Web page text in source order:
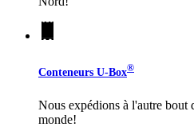
Conteneurs U-Box®
Nous expédions à l'autre bout
monde!